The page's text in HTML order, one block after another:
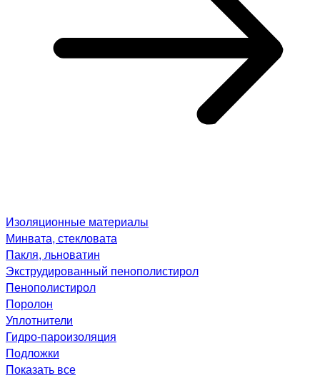
Изоляционные материалы
Минвата, стекловата
Пакля, льноватин
Экструдированный пенополистирол
Пенополистирол
Поролон
Уплотнители
Гидро-пароизоляция
Подложки
Показать все